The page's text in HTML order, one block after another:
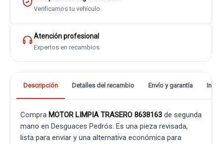
Verificamos tu vehículo
Atención profesional
Expertos en recambios
Descripción Detalles del recambio Envío y garantía
Compra MOTOR LIMPIA TRASERO 8638163 de segunda
mano en Desguaces Pedrós. Es una pieza revisada,
lista para enviar y una alternativa económica para